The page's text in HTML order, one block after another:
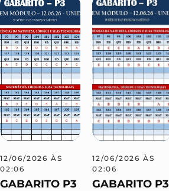
12/06/2026 ÀS
02:06
GABARITO P3
12/06/2026 ÀS
02:06
GABARITO P3